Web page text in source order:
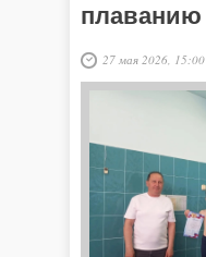
плаванию
27 мая 2026, 15:00